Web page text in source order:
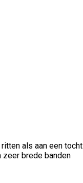
als aan een tocht
zeer brede banden